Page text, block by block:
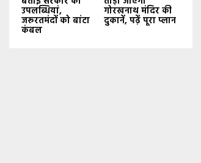
उपलब्धियां,
जरूरतमंदों को बांटा
कंबल
गोरखनाथ मंदिर की
दुकानें, पढ़ें पूरा प्लान